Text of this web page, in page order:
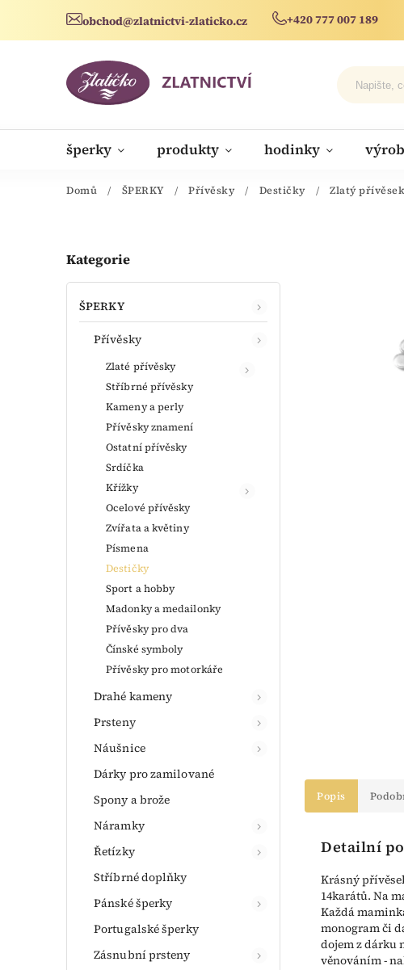
obchod@zlatnictvi-zlaticko.cz +420 777 007 189
šperky produkty hodinky
novinky
Domů / ŠPERKY / Přívěsky / Destičky / Zlatý
Kategorie
ŠPERKY
Přívěsky
Zlaté přívěsky
Stříbrné přívěsky
Kameny a perly
Přívěsky znamení
Ostatní přívěsky
Srdíčka
Křížky
Ocelové přívěsky
Zvířata a květiny
Písmena
Destičky
Sport a hobby
Madonky a medailonky
Přívěsky pro dva
Čínské symboly
Přívěsky pro motorkáře
Drahé kameny
Prsteny
Náušnice
Dárky pro zamilované
Spony a brože
Náramky
Řetízky
Stříbrné doplňky
Pánské šperky
Portugalské šperky
Zásnubní prsteny
Popis
Detailní
Krásný
14karátů. Na
Každá
monogram či
dojem z dárku
věnováním -